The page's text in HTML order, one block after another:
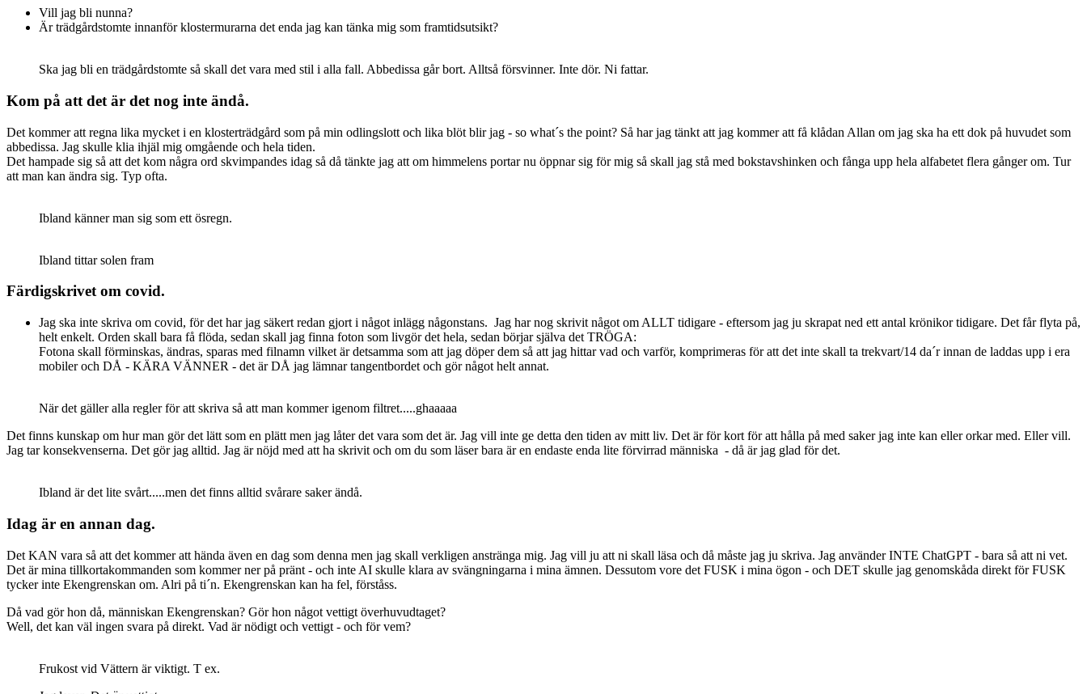
Vill jag bli nunna?
Är trädgårdstomte innanför klostermurarna det enda jag kan tänka mig som framtidsutsikt?
Ska jag bli en trädgårdstomte så skall det vara med stil i alla fall. Abbedissa går bort. Alltså försvinner. Inte dör. Ni fattar.
Kom på att det är det nog inte ändå.
Det kommer att regna lika mycket i en klosterträdgård som på min odlingslott och lika blöt blir jag - so what´s the point? Så har jag tänkt att jag kommer att få klådan Allan om jag ska ha ett dok på huvudet som
abbedissa. Jag skulle klia ihjäl mig omgående och hela tiden.
Det hampade sig så att det kom några ord skvimpandes idag så då tänkte jag att om himmelens portar nu öppnar sig för mig så skall jag stå med bokstavshinken och fånga upp hela alfabetet flera gånger om. Tur
att man kan ändra sig. Typ ofta.
Ibland känner man sig som ett ösregn.
Ibland tittar solen fram
Färdigskrivet om covid.
Jag ska inte skriva om covid, för det har jag säkert redan gjort i något inlägg någonstans. Jag har nog skrivit något om ALLT tidigare - eftersom jag ju skrapat ned ett antal krönikor tidigare. Det får flyta på,
helt enkelt. Orden skall bara få flöda, sedan skall jag finna foton som livgör det hela, sedan börjar själva det TRÖGA:
Fotona skall förminskas, ändras, sparas med filnamn vilket är detsamma som att jag döper dem så att jag hittar vad och varför, komprimeras för att det inte skall ta trekvart/14 da´r innan de laddas upp i era
mobiler och DÅ - KÄRA VÄNNER - det är DÅ jag lämnar tangentbordet och gör något helt annat.
När det gäller alla regler för att skriva så att man kommer igenom filtret.....ghaaaaa
Det finns kunskap om hur man gör det lätt som en plätt men jag låter det vara som det är. Jag vill inte ge detta den tiden av mitt liv. Det är för kort för att hålla på med saker jag inte kan eller orkar med. Eller vill.
Jag tar konsekvenserna. Det gör jag alltid. Jag är nöjd med att ha skrivit och om du som läser bara är en endaste enda lite förvirrad människa - då är jag glad för det.
Ibland är det lite svårt.....men det finns alltid svårare saker ändå.
Idag är en annan dag.
Det KAN vara så att det kommer att hända även en dag som denna men jag skall verkligen anstränga mig. Jag vill ju att ni skall läsa och då måste jag ju skriva. Jag använder INTE ChatGPT - bara så att ni vet.
Det är mina tillkortakommanden som kommer ner på pränt - och inte AI skulle klara av svängningarna i mina ämnen. Dessutom vore det FUSK i mina ögon - och DET skulle jag genomskåda direkt för FUSK
tycker inte Ekengrenskan om. Alri på ti´n. Ekengrenskan kan ha fel, förståss.
Då vad gör hon då, människan Ekengrenskan? Gör hon något vettigt överhuvudtaget?
Well, det kan väl ingen svara på direkt. Vad är nödigt och vettigt - och för vem?
Frukost vid Vättern är viktigt. T ex.